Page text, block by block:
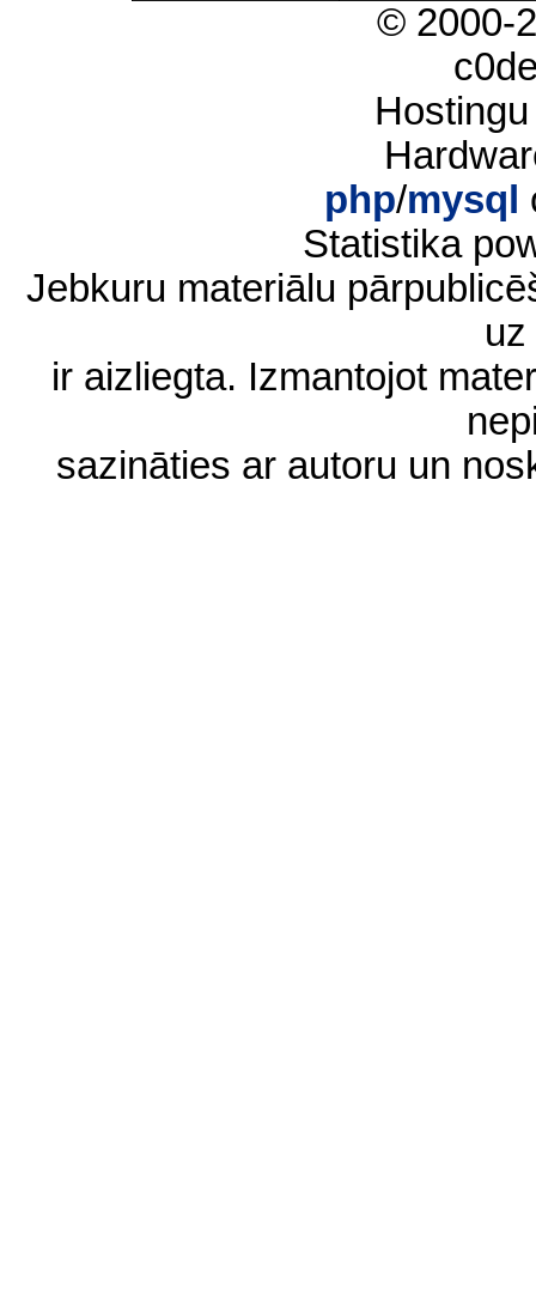
© 2000-
php/mysql
Statistika
Jebkuru materiālu
ir aizliegta. Izmantojot
sazināties ar autoru un